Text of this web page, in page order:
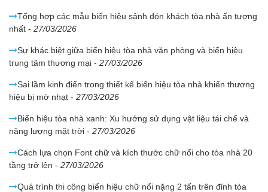
Tổng hợp các mẫu biển hiệu sảnh đón khách tòa nhà ấn tượng
nhất - 27/03/2026
Sự khác biệt giữa biển hiệu tòa nhà văn phòng và biển hiệu
trung tâm thương mại - 27/03/2026
Sai lầm kinh điển trong thiết kế biển hiệu tòa nhà khiến thương
hiệu bị mờ nhạt - 27/03/2026
Biển hiệu tòa nhà xanh: Xu hướng sử dụng vật liệu tái chế và
năng lượng mặt trời - 27/03/2026
Cách lựa chọn Font chữ và kích thước chữ nổi cho tòa nhà 20
tầng trở lên - 27/03/2026
Quá trình thi công biển hiệu chữ nổi nặng 2 tấn trên đỉnh tòa